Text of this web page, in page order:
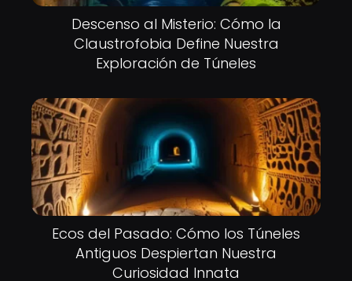
Descenso al Misterio: Cómo la
Claustrofobia Define Nuestra
Exploración de Túneles
Ecos del Pasado: Cómo los Túneles
Antiguos Despiertan Nuestra
Curiosidad Innata